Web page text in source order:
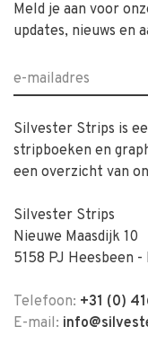
Meld je aan voor
updates, nieuws en
Silvester Strips is
stripboeken en
een overzicht van
Silvester Strips
Nieuwe Maasdijk 10
5158 PJ Heesbeen -
Telefoon: +31 (0)
E-mail: